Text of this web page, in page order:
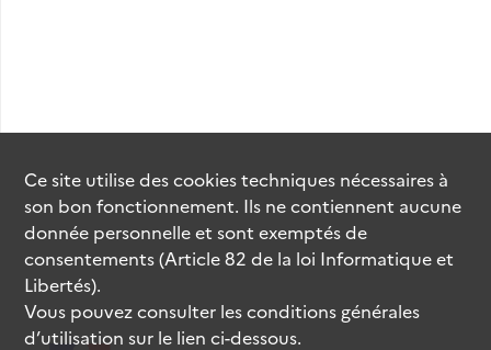
Ce site utilise descookiestechniques nécessaires à
son bon fonctionnement. Ils ne contiennent aucune
donnée personnelle et sont exemptés de
consentements (Article 82 de la loi Informatique et
Libertés).
Vous pouvez consulter les conditions générales
d’utilisation sur le lien ci-dessous.